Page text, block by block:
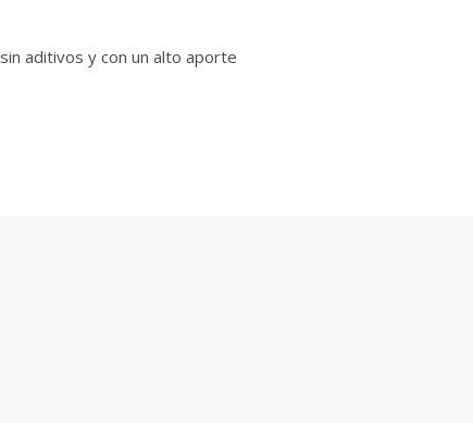
aditivos y con un alto aporte